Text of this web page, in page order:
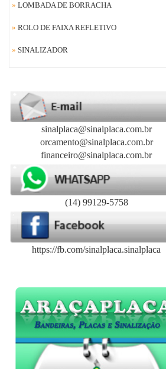
» LOMBADA DE BORRACHA
» ROLO DE FAIXA REFLETIVO
» SINALIZADOR
sinalplaca@sinalplaca.com.br
orcamento@sinalplaca.com.br
financeiro@sinalplaca.com.br
(14) 99129-5758
https://fb.com/sinalplaca.sinalplaca